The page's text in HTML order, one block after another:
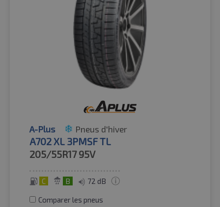
A-Plus Pneus d'hiver
A702 XL 3PMSF TL
205/55R17 95V
C B 72 dB
Comparer les pneus